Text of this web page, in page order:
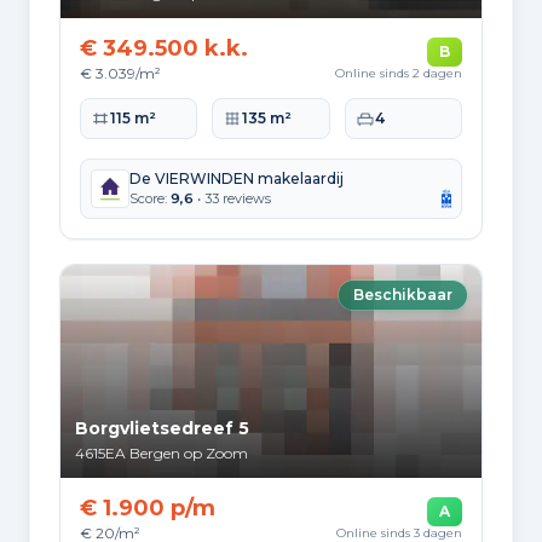
2010 tot 2020 1.084
1.350
Energie en duurzaamheid
Energielabelverdeling
Label C
6.240
Label A
5.645
Label D
1.945 1.652
Label G Label A+++
€ 349.500 k.k.
€ 3.039/m²
B
Online sinds 2 dagen
Woonoppervlakte
115 m² Perceeloppervlakte
135 m² Slaapkamers
4
De VIERWINDEN makelaardij
Score: 9,6 • 33 reviews
Beschikbaar
Borgvlietsedreef 5
4615EA Bergen op Zoom
€ 1.900 p/m
€ 20/m²
A
Online sinds 3 dagen